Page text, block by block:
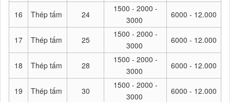
16 Thép tấm 24
1500 - 2000 -
3000
6000 - 12.000
17 Thép tấm 25
1500 - 2000 -
3000
6000 - 12.000
18 Thép tấm 28
1500 - 2000 -
3000
6000 - 12.000
19 Thép tấm 30
1500 - 2000 -
3000
6000 - 12.000